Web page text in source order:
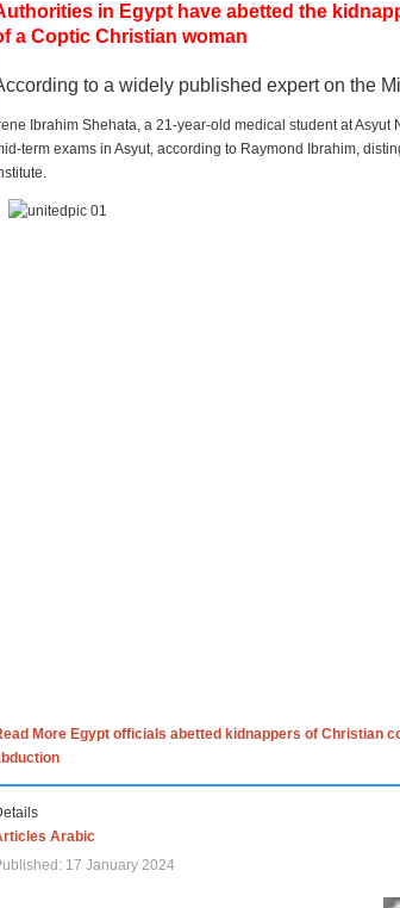
in Egypt have abetted the
a Coptic Christian woman
to a widely published expert on the
Ibrahim Shehata, a 21-year-old medical student at
term exams in Asyut, according to Raymond Ibrahim,
More Egypt officials abetted kidnappers of Christian
Arabic
17 January 2024